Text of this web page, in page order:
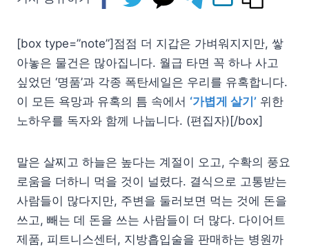
[box type=”note”]점점 더 지갑은 가벼워지지만, 쌓
아놓은 물건은 많아집니다. 월급 타면 꼭 하나 사고
싶었던 ‘명품’과 각종 폭탄세일은 우리를 유혹합니다.
이 모든 욕망과 유혹의 틈 속에서 ‘가볍게 살기’ 위한
노하우를 독자와 함께 나눕니다. (편집자)[/box]
말은 살찌고 하늘은 높다는 계절이 오고, 수확의 풍요
로움을 더하니 먹을 것이 널렸다. 결식으로 고통받는
사람들이 많다지만, 주변을 둘러보면 먹는 것에 돈을
쓰고, 빼는 데 돈을 쓰는 사람들이 더 많다. 다이어트
제품, 피트니스센터, 지방흡입술을 판매하는 병원까